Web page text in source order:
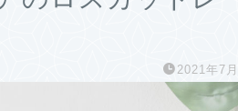
2021年7